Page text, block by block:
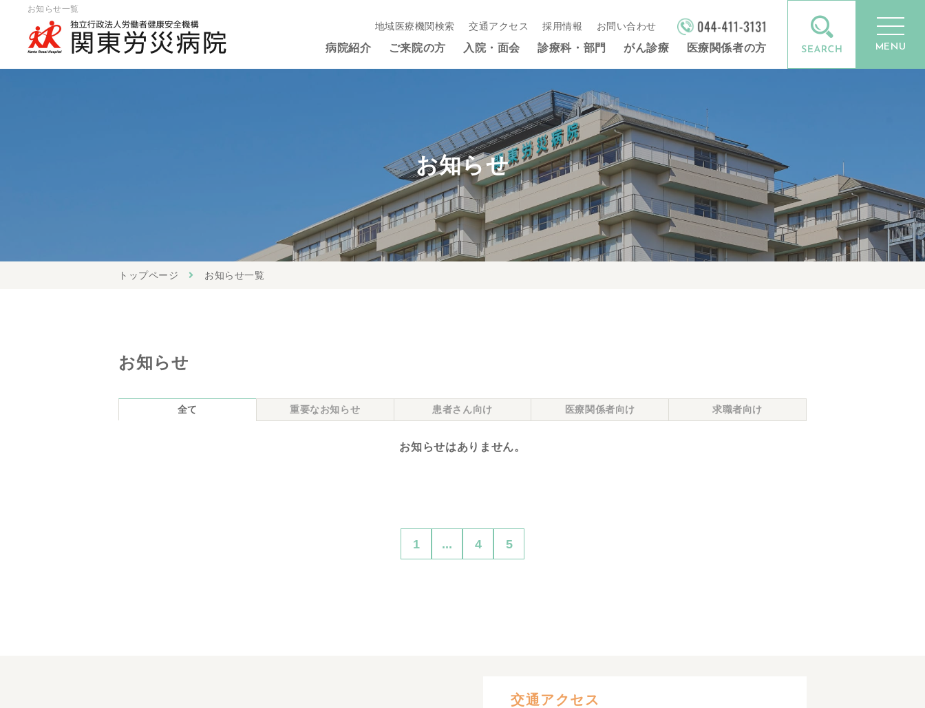
お知らせ一覧
地域医療機関検索 交通アクセス 採用情報 お問い合わせ
病院紹介 ご来院の方 入院・面会 診療科・部門 がん診療 医療関係者の方 MENU
お知らせ
トップページ お知らせ一覧
お知らせ
全て 重要なお知らせ 患者さん向け 医療関係者向け 求職者向け
お知らせはありません。
1 ... 4 5
交通アクセス